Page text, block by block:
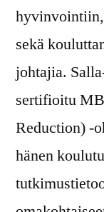
sekä
johtajia.
sertifioitu
Reduction) -
hänen